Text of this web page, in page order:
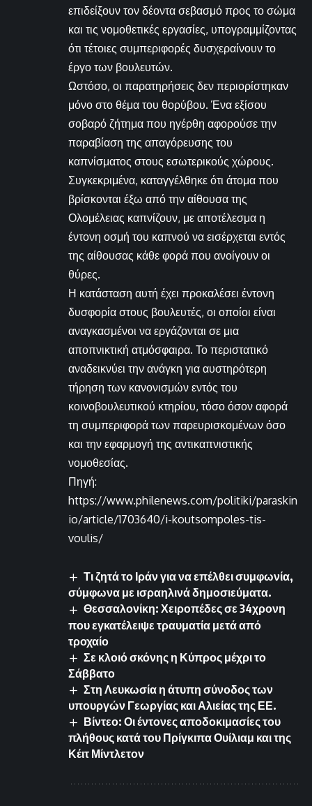
επιδείξουν τον δέοντα σεβασμό προς το σώμα
και τις νομοθετικές εργασίες, υπογραμμίζοντας
ότι τέτοιες συμπεριφορές δυσχεραίνουν το
έργο των βουλευτών.
Ωστόσο, οι παρατηρήσεις δεν περιορίστηκαν
μόνο στο θέμα του θορύβου. Ένα εξίσου
σοβαρό ζήτημα που ηγέρθη αφορούσε την
παραβίαση της απαγόρευσης του
καπνίσματος στους εσωτερικούς χώρους.
Συγκεκριμένα, καταγγέλθηκε ότι άτομα που
βρίσκονται έξω από την αίθουσα της
Ολομέλειας καπνίζουν, με αποτέλεσμα η
έντονη οσμή του καπνού να εισέρχεται εντός
της αίθουσας κάθε φορά που ανοίγουν οι
θύρες.
Η κατάσταση αυτή έχει προκαλέσει έντονη
δυσφορία στους βουλευτές, οι οποίοι είναι
αναγκασμένοι να εργάζονται σε μια
αποπνικτική ατμόσφαιρα. Το περιστατικό
αναδεικνύει την ανάγκη για αυστηρότερη
τήρηση των κανονισμών εντός του
κοινοβουλευτικού κτηρίου, τόσο όσον αφορά
τη συμπεριφορά των παρευρισκομένων όσο
και την εφαρμογή της αντικαπνιστικής
νομοθεσίας.
Πηγή:
https://www.philenews.com/politiki/paraskin
io/article/1703640/i-koutsompoles-tis-
voulis/
Τι ζητά το Ιράν για να επέλθει συμφωνία,
σύμφωνα με ισραηλινά δημοσιεύματα.
Θεσσαλονίκη: Χειροπέδες σε 34χρονη
που εγκατέλειψε τραυματία μετά από
τροχαίο
Σε κλοιό σκόνης η Κύπρος μέχρι το
Σάββατο
Στη Λευκωσία η άτυπη σύνοδος των
υπουργών Γεωργίας και Αλιείας της ΕΕ.
Βίντεο: Οι έντονες αποδοκιμασίες του
πλήθους κατά του Πρίγκιπα Ουίλιαμ και της
Κέιτ Μίντλετον